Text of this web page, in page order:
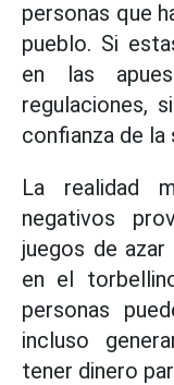
personas que
pueblo. Si
en las
regulaciones,
confianza de
La realidad
negativos
juegos de azar
en el
personas
incluso
tener dinero